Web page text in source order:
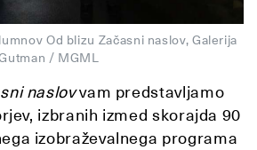
Od blizu Začasni naslov, Galerija
/ MGML
naslovvam predstavljamo
izbranih izmed skorajda 90
izobraževalnega programa